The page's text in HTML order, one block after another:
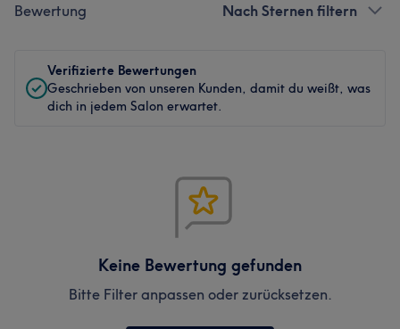
Bewertung Nach Sternen filtern
Verifizierte Bewertungen
Geschrieben von unseren Kunden, damit du weißt, was
dich in jedem Salon erwartet.
Keine Bewertung gefunden
Bitte Filter anpassen oder zurücksetzen.